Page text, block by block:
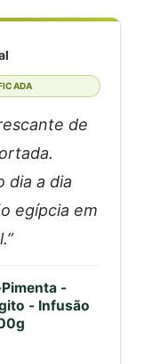
de
dia a dia
egípcia em
-
- Infusão